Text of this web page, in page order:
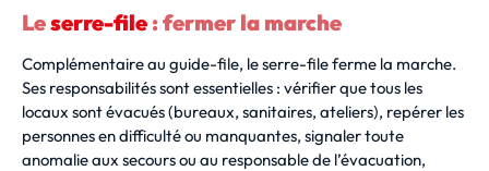
Leserre-file : fermer la marche
Complémentaire au guide-file, le serre-file ferme la marche.
Ses responsabilités sont essentielles : vérifier que tous les
locaux sont évacués (bureaux, sanitaires, ateliers), repérer les
personnes en difficulté ou manquantes, signaler toute
anomalie aux secours ou au responsable de l’évacuation,